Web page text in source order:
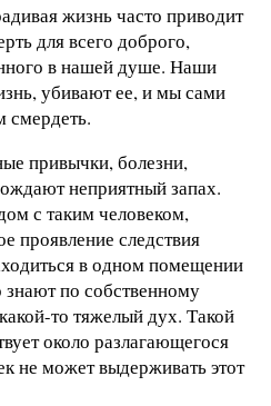
жизнь часто приводит
для всего доброго,
в нашей душе. Наши
убивают ее, и мы сами
смердеть.
привычки, болезни,
неприятный запах.
с таким человеком,
проявление следствия
в одном помещении
по собственному
то тяжелый дух. Такой
около разлагающегося
не может выдерживать этот